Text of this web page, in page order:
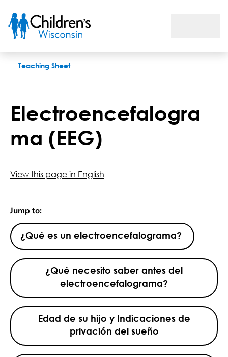
Teaching Sheet
Electroencefalogra
ma (EEG)
View this page in English
Jump to:
¿Qué es un electroencefalograma?
¿Qué necesito saber antes del
electroencefalograma?
Edad de su hijo y Indicaciones de
privación del sueño